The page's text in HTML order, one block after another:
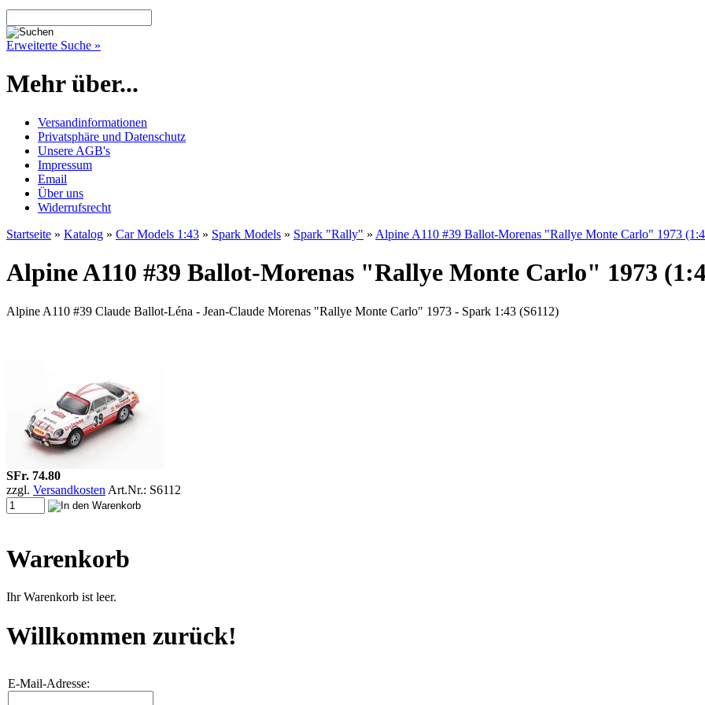
Erweiterte Suche »
Mehr über...
Versandinformationen
Privatsphäre und Datenschutz
Unsere AGB's
Impressum
Email
Über uns
Widerrufsrecht
Startseite » Katalog » Car Models 1:43 » Spark Models » Spark "Rally" » Alpine A110 #39 Ballot-Morenas "Rallye Monte Carlo" 1973
Alpine A110 #39 Ballot-Morenas "Rallye Monte Carlo" 1973
Alpine A110 #39 Claude Ballot-Léna - Jean-Claude Morenas "Rallye Monte Carlo" 1973 - Spark 1:43 (S6112)
SFr. 74.80
zzgl. Versandkosten Art.Nr.: S6112
Warenkorb
Ihr Warenkorb ist leer.
Willkommen zurück!
E-Mail-Adresse: